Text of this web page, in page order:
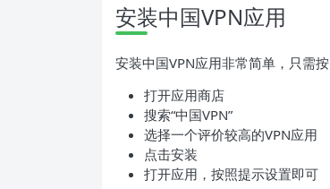
安装中国VPN应用
安装中国VPN应用非常简单，只需
打开应用商店
搜索“中国VPN”
选择一个评价较高的VPN应用
点击安装
打开应用，按照提示设置即可